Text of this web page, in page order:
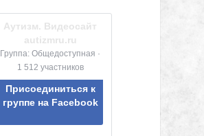
Аутизм. Видеосайт
autizmru.ru
Группа: Общедоступная ·
1 512 участников
Присоединиться к
группе на Facebook